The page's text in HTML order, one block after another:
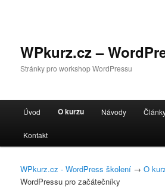
WPkurz.cz –
Stránky pro workshop WordPressu
Hlavní navigační menu
Přejít k hlavnímu obsahu webu
Přejít k obsahu postranního panelu
Úvod O kurzu Návody
Kontakt
WPkurz.cz - WordPress školení →O
WordPressu pro začátečníky